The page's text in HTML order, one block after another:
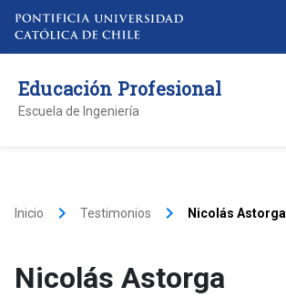
Educación Profesional
Escuela de Ingeniería
Inicio keyboard_arrow_right Testimonios keyboard_arrow_right Nicolás Astorga
Nicolás Astorga